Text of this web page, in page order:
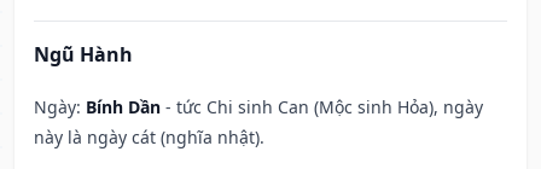
Ngũ Hành
Ngày: Bính Dần - tức Chi sinh Can (Mộc sinh Hỏa), ngày
này là ngày cát (nghĩa nhật).